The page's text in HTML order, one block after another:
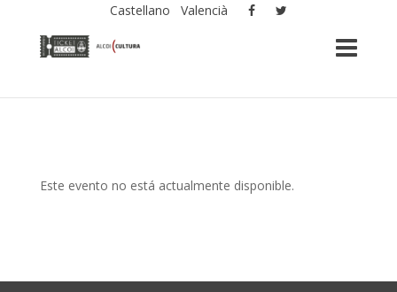
Castellano Valencià
Este evento no está actualmente disponible.